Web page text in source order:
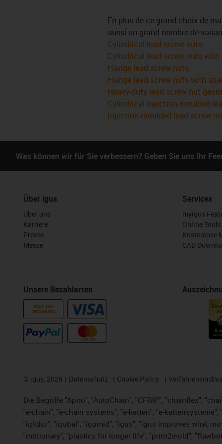
En plus de ce grand choix de
aussi un grand nombre de
Cylindrical lead screw nuts
Cylindrical lead screw nuts
Flange lead screw nuts
Flange lead screw nuts with
Heavy-duty lead screw nut
Cylindrical injection-moulded
Injection-moulded lead screw
Was können wir für Sie verbessern? Geben Sie uns Ihr
Über igus
Über uns
Karriere
Presse
Messe
Unsere Bezahlarten
KAUF AUF
RECHNUNG
Services
myigus
Online Tools
Kostenlose
CAD
© igus, 2026 Datenschutz Cookie Policy
Die Begriffe "Apiro", "AutoChain", "CFRIP", "chainflex",
"e-chain", "e-chain systems", "e-ketten", "e-
"iglidur", "igubal", "igumid", "igus", "igus improves what
"motionary", "plastics for longer life", "print2mold",